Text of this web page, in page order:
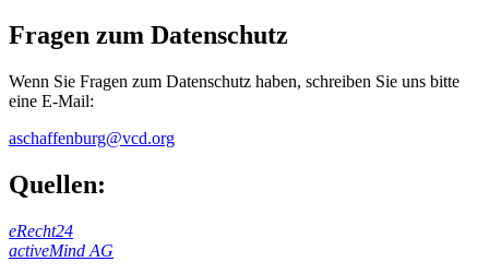
Fragen zum Datenschutz
Wenn Sie Fragen zum Datenschutz haben, schreiben Sie uns bitte
eine E-Mail:
aschaffenburg@vcd.org
Quellen:
eRecht24
activeMind AG